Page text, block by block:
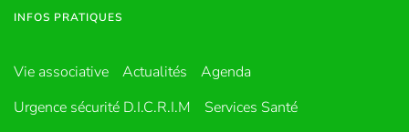
INFOS PRATIQUES
Vie associative Actualités
Agenda
Urgence sécurité D.I.C.R.I.M
Services Santé